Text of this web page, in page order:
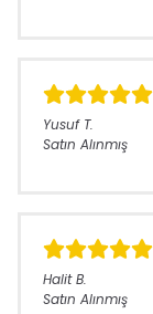
Yusuf T.
Satın Alınmış
Halit B.
Satın Alınmış